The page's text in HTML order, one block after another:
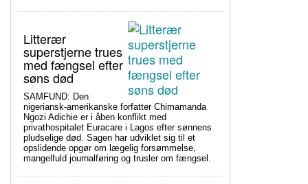
Litterær
superstjerne trues
med fængsel efter
søns død
SAMFUND: Den
nigeriansk-amerikanske forfatter Chimamanda
Ngozi Adichie er i åben konflikt med
privathospitalet Euracare i Lagos efter sønnens
pludselige død. Sagen har udviklet sig til et
opslidende opgør om lægelig forsømmelse,
mangelfuld journalføring og trusler om fængsel.